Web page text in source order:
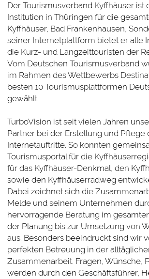
Der Tourismusverband Kyffhäuser ist
Institution in Thüringen für die
Kyffhäuser, Bad Frankenhausen,
seiner Internetplattform bietet er alle
die Kurz- und Langzeittouristen der
Vom Deutschen Tourismusverband
im Rahmen des Wettbewerbs
besten 10 Tourismusplattformen
gewählt.
TurboVision ist seit vielen Jahren
Partner bei der Erstellung und Pflege
Internetauftritte. So konnten
Tourismusportal für die
für das Kyffhäuser-Denkmal, den
sowie den Kyffhäuserradweg
Dabei zeichnet sich die
Melde und seinem Unternehmen
hervorragende Beratung im
der Planung bis zur Umsetzung von
aus. Besonders beeindruckt sind wir
perfekten Betreuung in der
Zusammenarbeit. Fragen, Wünsche,
werden durch den Geschäftsführer,